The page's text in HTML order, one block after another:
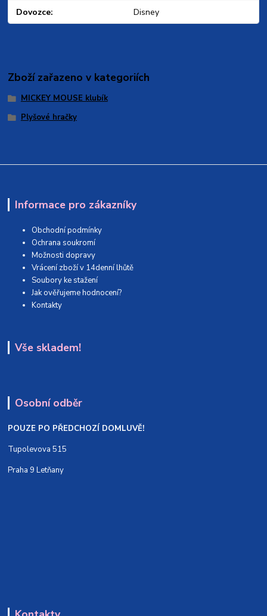
Dovozce Disney
Zboží zařazeno v kategoriích
MICKEY MOUSE klubík
Plyšové hračky
Informace pro zákazníky
Obchodní podmínky
Ochrana soukromí
Možnosti dopravy
Vrácení zboží v 14denní lhůtě
Soubory ke stažení
Jak ověřujeme hodnocení?
Kontakty
Vše skladem!
Osobní odběr
POUZE PO PŘEDCHOZÍ DOMLUVĚ!
Tupolevova 515
Praha 9 Letňany